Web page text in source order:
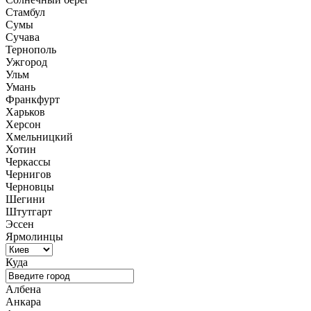
Стамбул
Сумы
Сучава
Тернополь
Ужгород
Ульм
Умань
Франкфурт
Харьков
Херсон
Хмельницкий
Хотин
Черкассы
Чернигов
Черновцы
Шегини
Штутгарт
Эссен
Ярмолинцы
Куда
Албена
Анкара